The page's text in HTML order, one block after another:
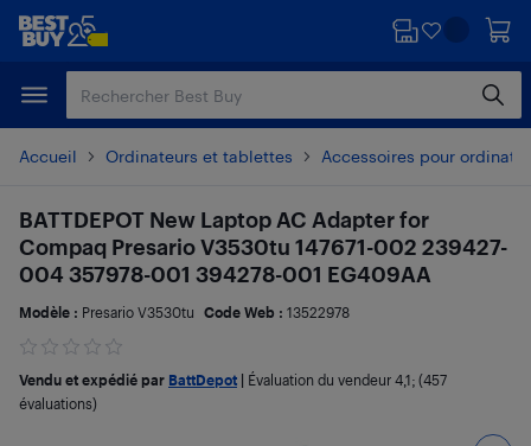
Passer
principal
Passer
Accueil Ordinateurs et tablettes Accessoires pour
BATTDEPOT New Laptop AC Adapter for
Compaq Presario V3530tu 147671-002 239427-
004 357978-001 394278-001 EG409AA
Modèle : Presario V3530tu Code Web : 13522978
Vendu et expédié par BattDepot Évaluation du vendeur 4,1; (457
évaluations)